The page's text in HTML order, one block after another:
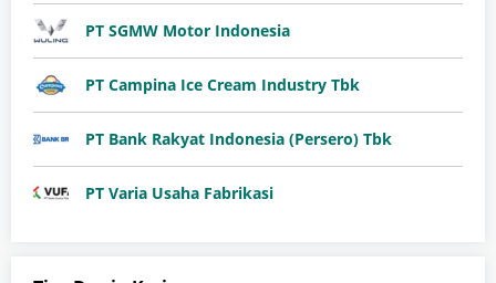
PT SGMW Motor Indonesia
PT Campina Ice Cream Industry Tbk
PT Bank Rakyat Indonesia (Persero) Tbk
PT Varia Usaha Fabrikasi